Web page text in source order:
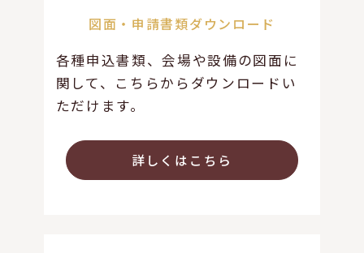
図面・申請書類ダウンロード
各種申込書類、会場や設備の図面に
関して、こちらからダウンロードい
ただけます。
詳しくはこちら